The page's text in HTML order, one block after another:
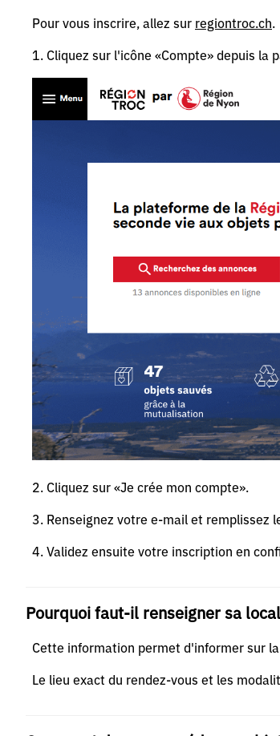
Pour vous inscrire, allez sur regiontroc.ch.
1. Cliquez sur l'icône «Compte» depuis la
2. Cliquez sur «Je crée mon compte».
3. Renseignez votre e-mail et remplissez
4. Validez ensuite votre inscription en
Pourquoi faut-il renseigner sa
Cette information permet d'informer sur
Le lieu exact du rendez-vous et les